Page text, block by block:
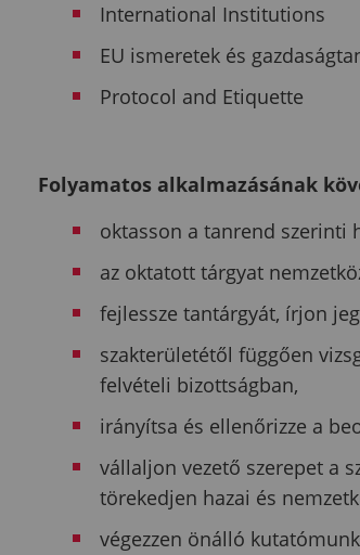
International Institutions
EU ismeretek és
Protocol and Etiquette
Folyamatos alkalmazásának
oktasson a tanrend szerinti
az oktatott tárgyat
fejlessze tantárgyát, írjon
szakterületétől függően
felvételi bizottságban,
irányítsa és ellenőrizze a
vállaljon vezető szerepet a
törekedjen hazai és
végezzen önálló